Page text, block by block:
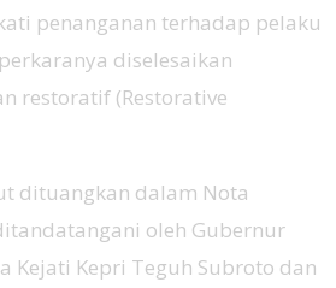
penanganan terhadap pelaku
diselesaikan
restoratif (Restorative
dituangkan dalam Nota
oleh Gubernur
Kejati Kepri Teguh Subroto dan